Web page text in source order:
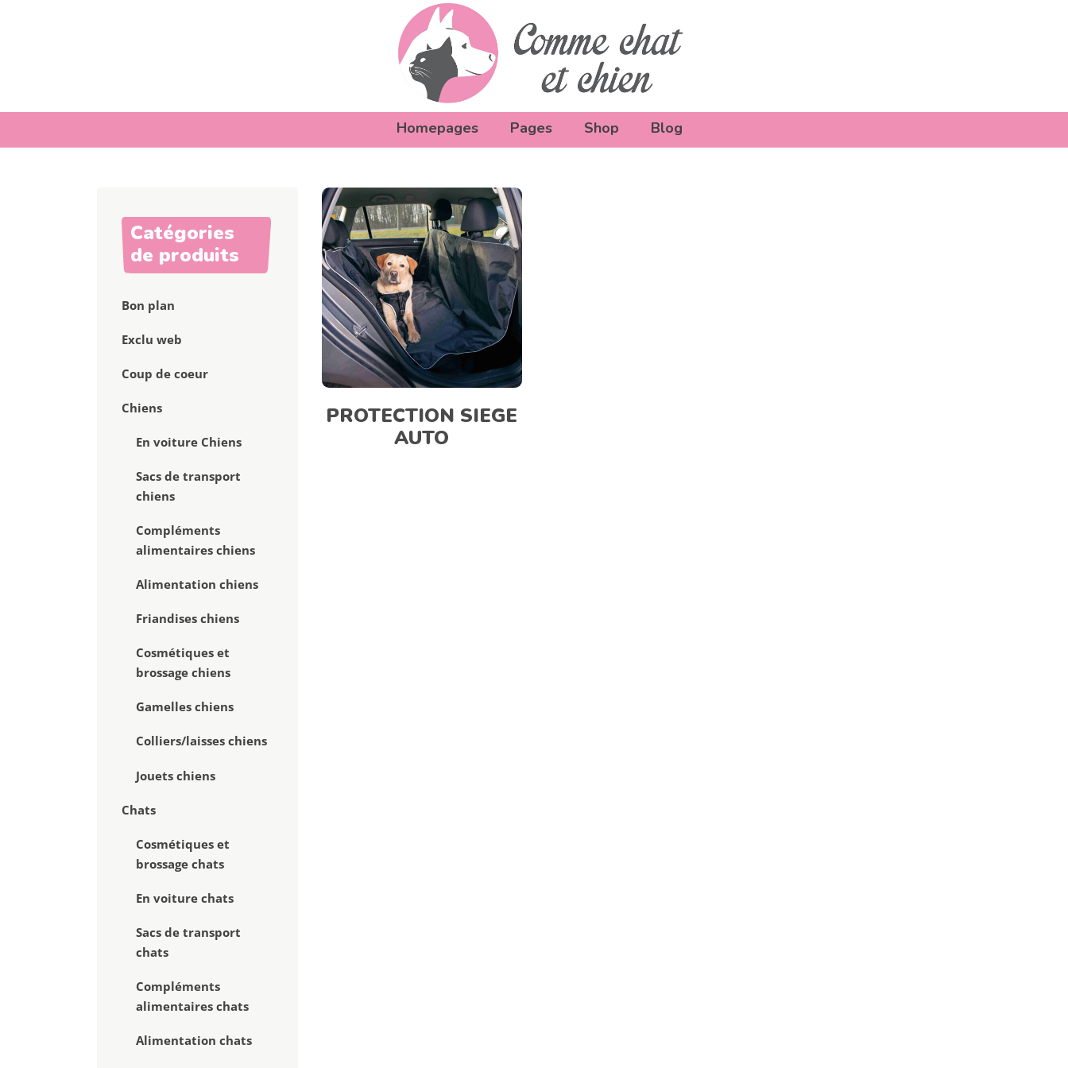
Homepages Pages Shop Blog
PROTECTION SIEGE
AUTO
Catégories
de produits
Bon plan
Exclu web
Coup de coeur
Chiens
En voiture Chiens
Sacs de transport
chiens
Compléments
alimentaires chiens
Alimentation chiens
Friandises chiens
Cosmétiques et
brossage chiens
Gamelles chiens
Colliers/laisses chiens
Jouets chiens
Chats
Cosmétiques et
brossage chats
En voiture chats
Sacs de transport
chats
Compléments
alimentaires chats
Alimentation chats